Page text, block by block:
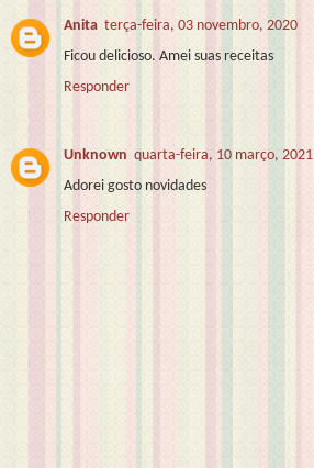
Anita terça-feira, 03 novembro, 2020
Ficou delicioso. Amei suas receitas
Responder
Unknown quarta-feira, 10 março, 2021
Adorei gosto novidades
Responder